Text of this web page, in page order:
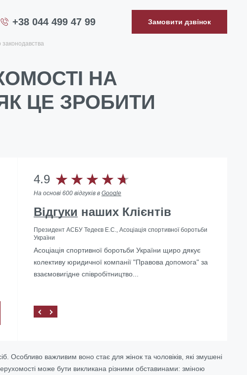
+38 044 499 47 99 Замовити дзвінок
НА
ЦЕ ЗРОБИТИ
4.9
На основі 600 відгуків в Google
Відгуки наших Клієнтів
Президент АСБУ Тедеєв Е.С., Асоціація спортивної боротьби
України
Асоціація спортивної боротьби України щиро дякує
колективу юридичної компанії "Правова допомога" за
взаємовигідне співробітництво...
Допомогли з ліквідацією іноземного представництва в
Україні
Особливо важливим воно стає для жінок та чоловіків, які змушені
може бути викликана різними обставинами: зміною